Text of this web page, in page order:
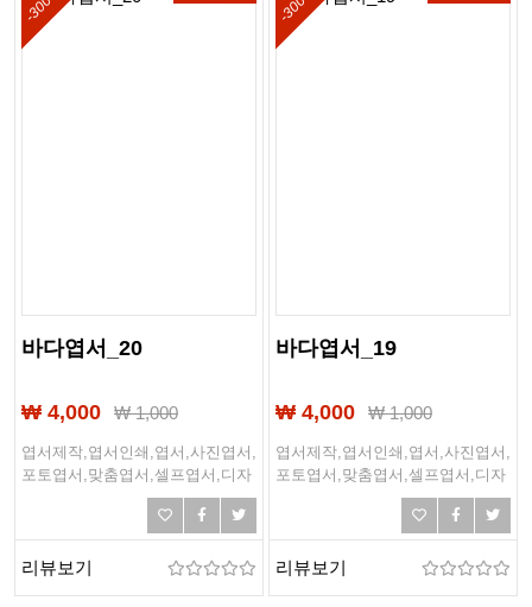
바다엽서_20
₩ 4,000 ₩1,000
엽서제작,엽서인쇄,엽서,사진엽서,
포토엽서,맞춤엽서,셀프엽서,디자
인엽서,여행엽서,여행,바다,바닷
가,해변,여름,해외여행
리뷰보기
바다엽서_19
₩ 4,000 ₩1,000
엽서제작,엽서인쇄,엽서,사진엽서,
포토엽서,맞춤엽서,셀프엽서,디자
인엽서,여행엽서,여행,바다,바닷
가,해변,여름,해외여행
리뷰보기